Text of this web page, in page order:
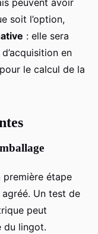
peuvent avoir
soit l’option,
: elle sera
en
le calcul de la
première étape
Un test de
peut
du lingot.